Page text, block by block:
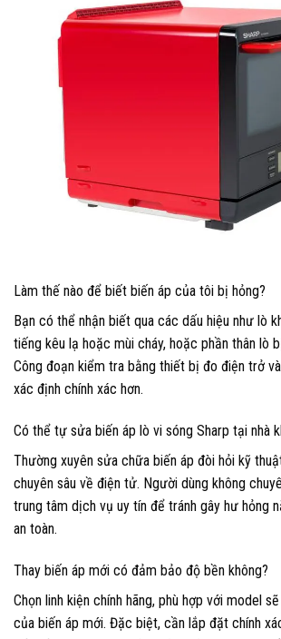
Làm thế nào để biết biến áp của tôi bị hỏng?
Bạn có thể nhận biết qua các dấu hiệu như lò
tiếng kêu lạ hoặc mùi cháy, hoặc phần thân lò
Công đoạn kiểm tra bằng thiết bị đo điện trở
xác định chính xác hơn.
Có thể tự sửa biến áp lò vi sóng Sharp tại nhà
Thường xuyên sửa chữa biến áp đòi hỏi kỹ
chuyên sâu về điện tử. Người dùng không
trung tâm dịch vụ uy tín để tránh gây hư hỏng
an toàn.
Thay biến áp mới có đảm bảo độ bền không?
Chọn linh kiện chính hãng, phù hợp với model
của biến áp mới. Đặc biệt, cần lắp đặt chính